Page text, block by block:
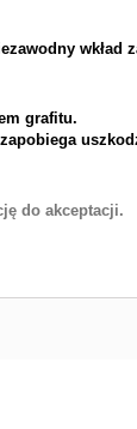
wkład
grafitu.
do akceptacji.